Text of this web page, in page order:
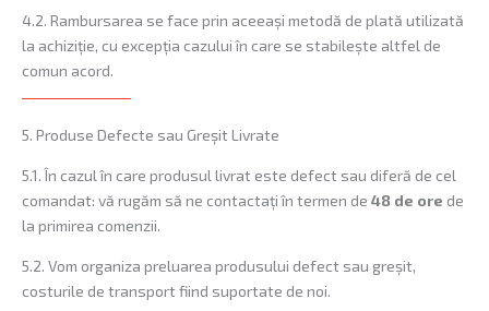
4.2. Rambursarea se face prin aceeași metodă de plată utilizată
la achiziție, cu excepția cazului în care se stabilește altfel de
comun acord.
5. Produse Defecte sau Greșit Livrate
5.1. În cazul în care produsul livrat este defect sau diferă de cel
comandat: vă rugăm să ne contactați în termen de 48 de ore de
la primirea comenzii.
5.2. Vom organiza preluarea produsului defect sau greșit,
costurile de transport fiind suportate de noi.